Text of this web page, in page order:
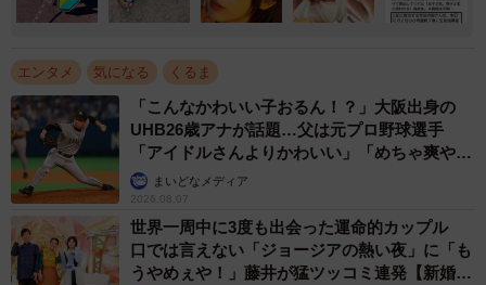
エンタメ 気になる くるま
「こんなかわいい子おるん！？」大阪出身の
UHB26歳アナが話題…父は元プロ野球選手
「アイドルさんよりかわいい」「めちゃ爽や
か」まいどなメディア
2026.08.07
世界一周中に3度も出会った運命的カップル
口では言えない「ジョージアの熱い夜」に「も
うやめぇや！」藤井が猛ツッコミ連発【新婚さ